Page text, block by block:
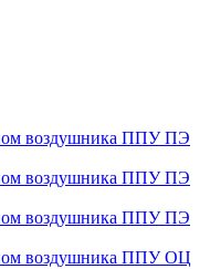
воздушника ППУ ПЭ
воздушника ППУ ПЭ
воздушника ППУ ПЭ
воздушника ППУ ОЦ